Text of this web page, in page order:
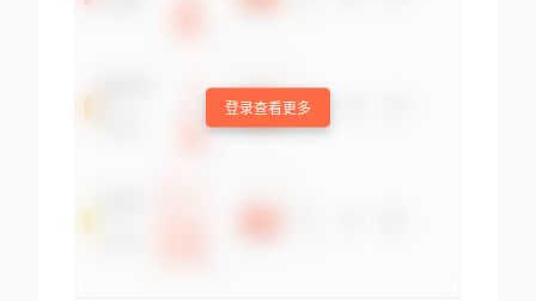
登录查看更多